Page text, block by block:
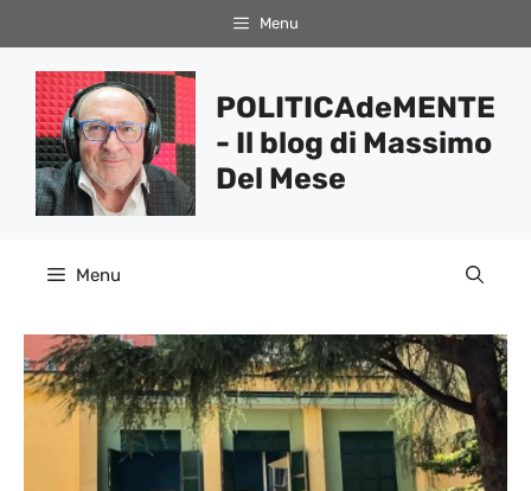
al
contenuto
Menu
POLITICAdeMENTE
- Il blog di Massimo
Del Mese
Menu